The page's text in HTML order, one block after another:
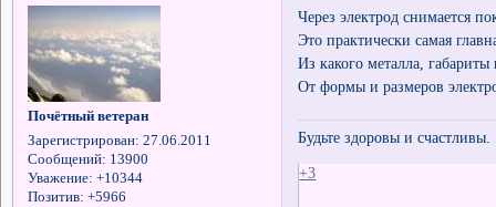
Почётный ветеран
Зарегистрирован: 27.06.2011
Сообщений: 13900
Уважение: +10344
Позитив: +5966
Через электрод снимается
Это практически самая
Из какого металла,
От формы и размеров
Будьте здоровы и счастливы.
+3